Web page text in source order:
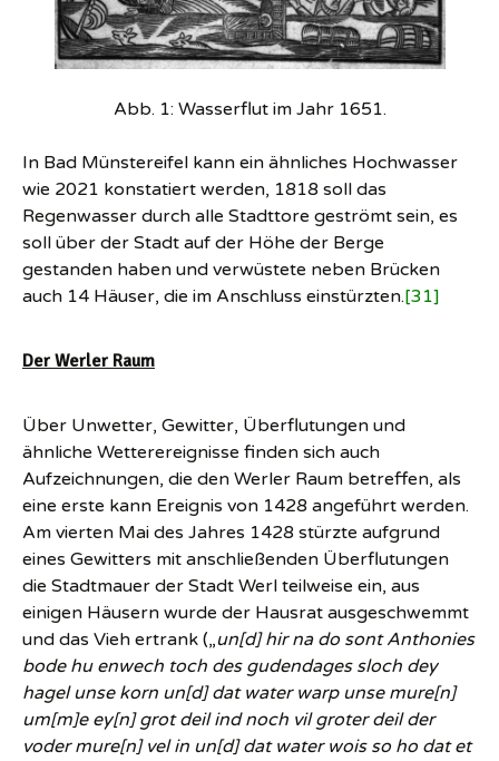
Abb. 1: Wasserflut im Jahr 1651.
In Bad Münstereifel kann ein ähnliches Hochwasser
wie 2021 konstatiert werden, 1818 soll das
Regenwasser durch alle Stadttore geströmt sein, es
soll über der Stadt auf der Höhe der Berge
gestanden haben und verwüstete neben Brücken
auch 14 Häuser, die im Anschluss einstürzten.[31]
Der Werler Raum
Über Unwetter, Gewitter, Überflutungen und
ähnliche Wetterereignisse finden sich auch
Aufzeichnungen, die den Werler Raum betreffen, als
eine erste kann Ereignis von 1428 angeführt werden.
Am vierten Mai des Jahres 1428 stürzte aufgrund
eines Gewitters mit anschließenden Überflutungen
die Stadtmauer der Stadt Werl teilweise ein, aus
einigen Häusern wurde der Hausrat ausgeschwemmt
und das Vieh ertrank („un[d] hir na do sont Anthonies
bode hu enwech toch des gudendages sloch dey
hagel unse korn un[d] dat water warp unse mure[n]
um[m]e ey[n] grot deil ind noch vil groter deil der
voder mure[n] vel in un[d] dat water wois so ho dat et